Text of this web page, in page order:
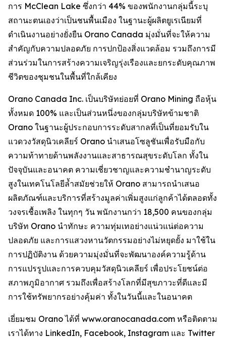
การ McClean Lake ซึ่งกว่า 44% ของพนักงานกลุ่มนี้ระบุ
สถานะตนเองว่าเป็นชนพื้นเมือง ในฐานะผู้ผลิตยูเรเนียมที่
ดำเนินงานอย่างยั่งยืน Orano Canada มุ่งมั่นที่จะให้ความ
สำคัญกับความปลอดภัย การปกป้องสิ่งแวดล้อม รวมถึงการมี
ส่วนร่วมในการสร้างความเจริญรุ่งเรืองและยกระดับคุณภาพ
ชีวิตของชุมชนในพื้นที่ใกล้เคียง
Orano Canada Inc. เป็นบริษัทย่อยที่ Orano Mining ถือหุ้น
ทั้งหมด 100% และเป็นส่วนหนึ่งของกลุ่มบริษัทข้ามชาติ
Orano ในฐานะผู้ประกอบการระดับสากลที่เป็นที่ยอมรับใน
แวดวงวัสดุนิวเคลียร์ Orano นำเสนอโซลูชันเพื่อรับมือกับ
ความท้าทายด้านพลังงานและสาธารณสุขระดับโลก ทั้งใน
ปัจจุบันและอนาคต ความเชี่ยวชาญและความชำนาญระดับ
สูงในเทคโนโลยีล้ำสมัยช่วยให้ Orano สามารถนำเสนอ
ผลิตภัณฑ์และบริการที่สร้างมูลค่าเพิ่มสูงแก่ลูกค้าได้ตลอดทั้ง
วงจรเชื้อเพลิง ในทุกๆ วัน พนักงานกว่า 18,500 คนของกลุ่ม
บริษัท Orano นำทักษะ ความทุ่มเทอย่างแน่วแน่ต่อความ
ปลอดภัย และการแสวงหานวัตกรรมอย่างไม่หยุดยั้ง มาใช้ใน
การปฏิบัติงาน ด้วยความมุ่งมั่นที่จะพัฒนาองค์ความรู้ด้าน
การแปรรูปและการควบคุมวัสดุนิวเคลียร์ เพื่อประโยชน์ต่อ
สภาพภูมิอากาศ รวมถึงเพื่อสร้างโลกที่มีสุขภาวะที่ดีและมี
การใช้ทรัพยากรอย่างคุ้มค่า ทั้งในวันนี้และในอนาคต
เยี่ยมชม Orano ได้ที่ www.oranocanada.com หรือติดตาม
เราได้ทาง LinkedIn, Facebook, Instagram และ Twitter